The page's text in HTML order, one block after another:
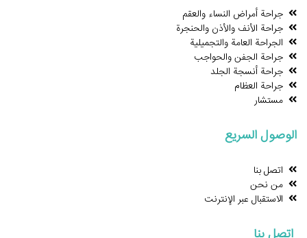
جراحة أمراض النساء والعقم
جراحة الأنف والأذن والحنجرة
الجراحة العامة والتجميلية
جراحة الجفن والحواجب
جراحة أنسجة الجلد
جراحة العظام
مستشار
الوصول السريع
اتصل بنا
من نحن
الاستقبال عبر الإنترنت